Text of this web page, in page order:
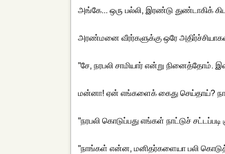
அங்கே... ஒரு பல்லி, இரண்டு துண்டாகிக்
அரண்மனை வீரர்களுக்கு ஒரே
"சே, நரபலி சாமியார் என்று நினைத்தோம்.
மன்னா! ஏன் எங்களைக் கைது செய்தாய்?
"நரபலி கொடுப்பது எங்கள் நாட்டுச்
"நாங்கள் என்ன, மனிதர்களையா பலி